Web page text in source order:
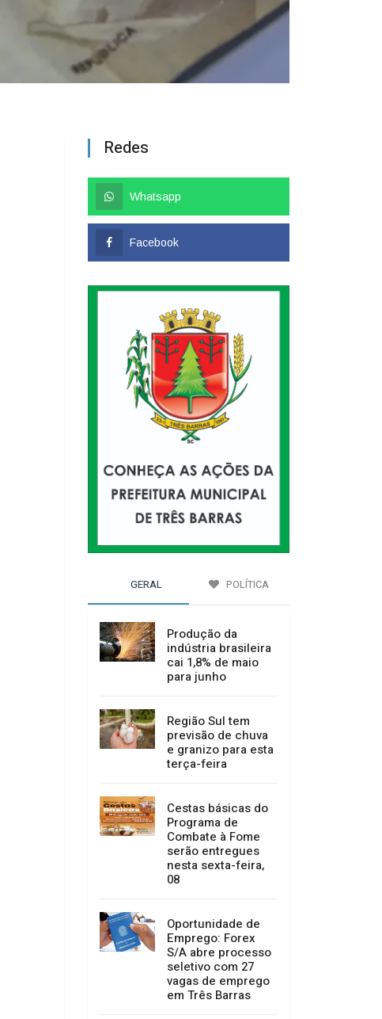
Redes
Whatsapp
Facebook
GERAL POLÍTICA
Produção da
indústria brasileira
cai 1,8% de maio
para junho
Região Sul tem
previsão de chuva
e granizo para esta
terça-feira
Cestas básicas do
Programa de
Combate à Fome
serão entregues
nesta sexta-feira,
08
Oportunidade de
Emprego: Forex
S/A abre processo
seletivo com 27
vagas de emprego
em Três Barras